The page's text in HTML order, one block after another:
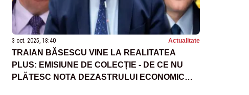
3 oct. 2025, 18:40 Actualitate
TRAIAN BĂSESCU VINE LA REALITATEA
PLUS: EMISIUNE DE COLECȚIE - DE CE NU
PLĂTESC NOTA DEZASTRULUI ECONOMIC